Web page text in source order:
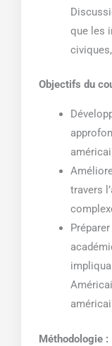
que les
Objectifs du
travers
Méthodologie :